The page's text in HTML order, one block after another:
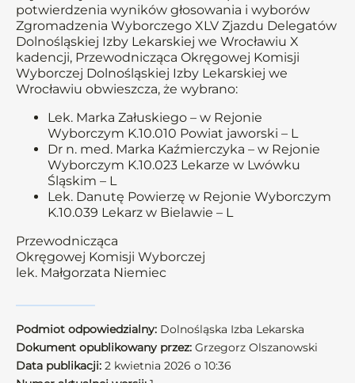
potwierdzenia wyników głosowania i wyborów
Zgromadzenia Wyborczego XLV Zjazdu Delegatów
Dolnośląskiej Izby Lekarskiej we Wrocławiu X
kadencji, Przewodnicząca Okręgowej Komisji
Wyborczej Dolnośląskiej Izby Lekarskiej we
Wrocławiu obwieszcza, że wybrano:
Lek. Marka Załuskiego – w Rejonie
Wyborczym K.10.010 Powiat jaworski – L
Dr n. med. Marka Kaźmierczyka – w Rejonie
Wyborczym K.10.023 Lekarze w Lwówku
Śląskim – L
Lek. Danutę Powierzę w Rejonie Wyborczym
K.10.039 Lekarz w Bielawie – L
Przewodnicząca
Okręgowej Komisji Wyborczej
lek. Małgorzata Niemiec
Podmiot odpowiedzialny: Dolnośląska Izba Lekarska
Dokument opublikowany przez: Grzegorz Olszanowski
Data publikacji: 2 kwietnia 2026 o 10:36